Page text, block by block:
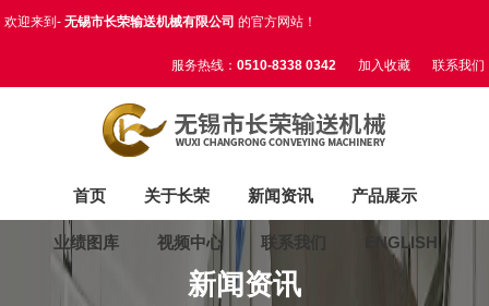
欢迎来到-无锡市长荣输送机械有限公司 的官方网站！
服务热线： 0510-8338 0342 加入收藏 联系我们
首页 关于长荣 新闻资讯 产品展示
业绩图库 视频中心 联系我们 ENGLISH
新闻资讯